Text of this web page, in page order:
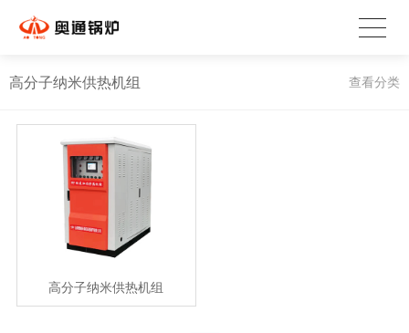
高分子纳米供热机组 查看分类
高分子纳米供热机组